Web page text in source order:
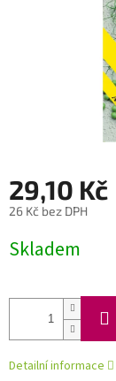
29,10 Kč
26 Kč bez DPH
cena:
Skladem
Detailní informace